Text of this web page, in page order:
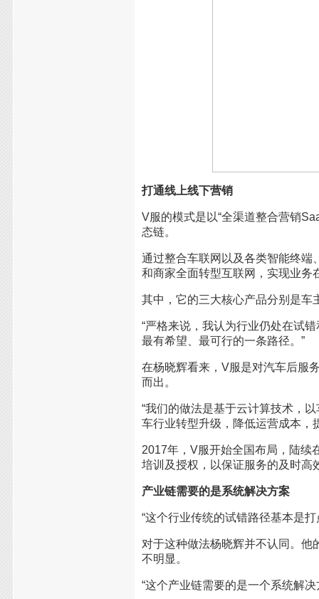
打通线上线下营销
V服的模式是以“全渠道整合营销
态链。
通过整合车联网以及各类智能终
和商家全面转型互联网，实现业
其中，它的三大核心产品分别是
“严格来说，我认为行业仍处在试
最有希望、最可行的一条路径。”
在杨晓辉看来，V服是对汽车后服
而出。
“我们的做法是基于云计算技术，
车行业转型升级，降低运营成本，
2017年，V服开始全国布局，陆续
培训及授权，以保证服务的及时高
产业链需要的是系统解决方案
“这个行业传统的试错路径基本是
对于这种做法杨晓辉并不认同。
不明显。
“这个产业链需要的是一个系统解